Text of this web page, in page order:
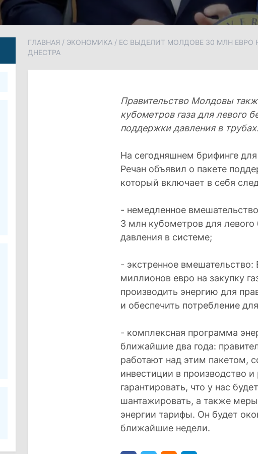
ГЛАВНАЯ / ЭКОНОМИКА / ЕС ВЫДЕЛИТ МОЛДОВЕ 30 МЛН ЕВРО
ДНЕСТРА
Правительство Молдовы
кубометров газа для левого
поддержки давления в трубах.
На сегодняшнем брифинге
Речан объявил о пакете
который включает в себя
- немедленное
3 млн кубометров для
давления в системе;
- экстренное вмешательство:
миллионов евро на закупку
производить энергию для
и обеспечить потребление
- комплексная программа
ближайшие два года:
работают над этим пакетом,
инвестиции в производство
гарантировать, что у нас
шантажировать, а также
энергии тарифы. Он будет
ближайшие недели.